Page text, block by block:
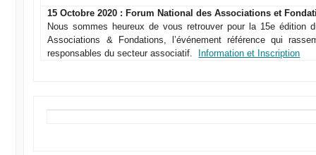
15 Octobre 2020 : Forum National des Associations et
Nous sommes heureux de vous retrouver pour la 15e édition
Associations & Fondations, l’événement référence qui
responsables du secteur associatif.
Information et Inscription